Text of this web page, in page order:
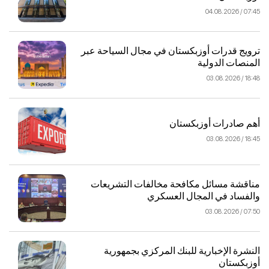
07:45 / 04.08.2026
ترويج قدرات أوزبكستان في مجال السياحة عبر
المنصات الدولية
18:48 / 03.08.2026
أهم صادرات أوزبكستان
18:45 / 03.08.2026
مناقشة مسائل مكافحة مخالفات التشريعات
والفساد في المجال العسكري
07:50 / 03.08.2026
النشرة الإخبارية للبنك المركزي بجمهورية
أوزبكستان